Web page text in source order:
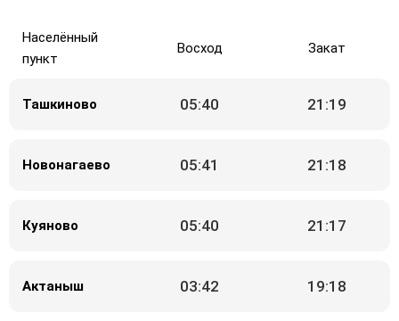
Населённый
пункт
Восход Закат
Ташкиново 05:40 21:19
Новонагаево 05:41 21:18
Куяново 05:40 21:17
Актаныш 03:42 19:18